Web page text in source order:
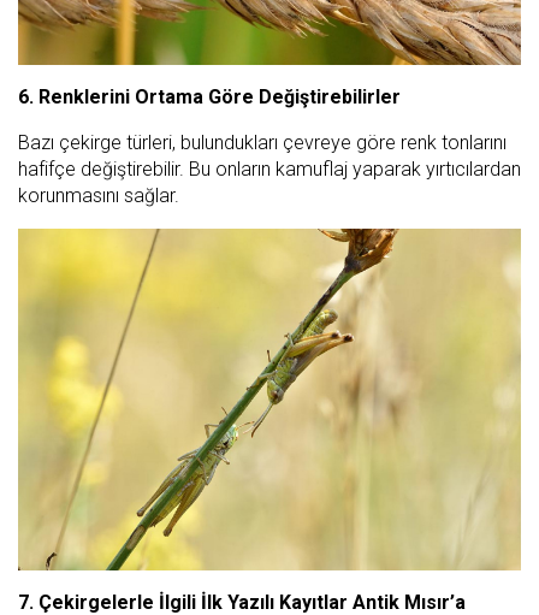
6. Renklerini Ortama Göre Değiştirebilirler
Bazı çekirge türleri, bulundukları çevreye göre renk tonlarını
hafifçe değiştirebilir. Bu onların kamuflaj yaparak yırtıcılardan
korunmasını sağlar.
7. Çekirgelerle İlgili İlk Yazılı Kayıtlar Antik Mısır’a